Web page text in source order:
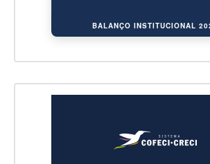
BALANÇO INSTITUCIONAL